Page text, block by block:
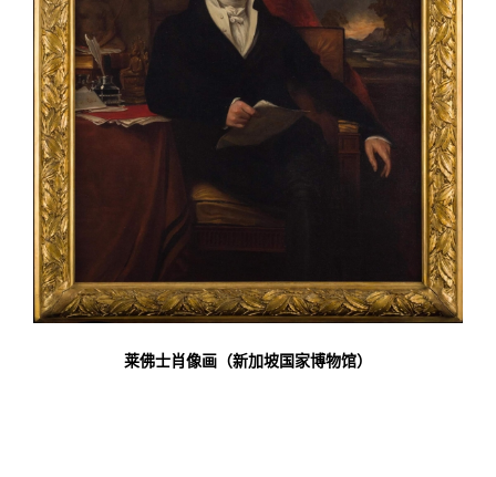
莱佛士肖像画（新加坡国家博物馆）